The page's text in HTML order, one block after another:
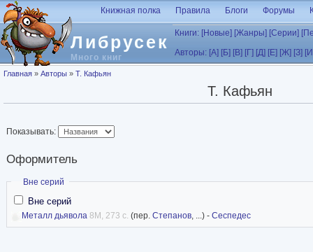
Перейти к основному содержанию
Либрусек
Много книг
Книжная полка Правила Блоги Форумы
Книги: [Новые] [Жанры] [Серии]
Авторы: [А] [Б] [В] [Г] [Д] [Е] [Ж] [З]
Вы здесь
Главная » Авторы » Т. Кафьян
Т. Кафьян
Показывать:
Оформитель
Скрыть
Вне серий
Вне серий
Металл дьявола 8M, 273 с. (пер. Степанов, ...) - Сеспедес